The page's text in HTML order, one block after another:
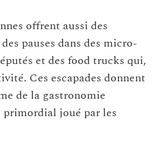
offrent aussi des
pauses dans des micro-
et des food trucks qui,
Ces escapades donnent
de la gastronomie
joué par les